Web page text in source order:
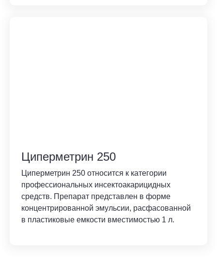
Циперметрин 250
Циперметрин 250 относится к категории
профессиональных инсектоакарицидных
средств. Препарат представлен в форме
концентрированной эмульсии, расфасованной
в пластиковые емкости вместимостью 1 л.